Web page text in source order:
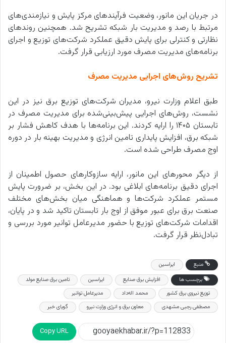
در جریان این مانور، وضعیت فرآیندهای مرکز پایش و نیازمندی‌های
مرتبط با رصد و مدیریت بار شبکه تشریح شد. همچنین روندهای
نظارتی و کنترلی برای پایش دقیق عملکرد شرکت‌های توزیع و اجرای
برنامه‌های مدیریت مصرف مورد ارزیابی قرار گرفت.
تشریح روش‌های اجرایی مدیریت مصرف
طبق اعلام وزارت نیرو، مدیران شرکت‌های توزیع برق نیز در این
نشست، روش‌های اجرایی پیش‌بینی‌شده برای مدیریت مصرف در
تابستان ۱۴۰۵ را ارایه کردند. این برنامه‌ها با هدف کاهش فشار بر
شبکه برق، افزایش پایداری تامین انرژی و مدیریت بهینه بار در دوره
اوج مصرف طراحی شده است.
از دیگر محورهای این مانور، ارایه سازوکارهای حصول اطمینان از
اجرای دقیق برنامه‌های ابلاغی بود. در این بخش، بر ضرورت پایش
مستمر عملکرد شرکت‌ها و هماهنگی میان بخش‌های مختلف
صنعت برق برای عبور موفق از اوج بار تابستان تاکید شد و در پایان،
اقدامات شرکت‌های توزیع با حضور مدیرعامل توانیر مورد بررسی و
تبادل‌نظر قرار گرفت.
منبع
ایراسین
برچسب ها
افزایش برق صنایع ایراسین
تامین برق صنایع مولد
توزیع نیروی برق کشور
محمد اله‌داد
مدیرعامل توانیر
مصطفی رجبی مشهدی
معاون برق و انرژی وزارت نیرو گویای خبر
Copy URL